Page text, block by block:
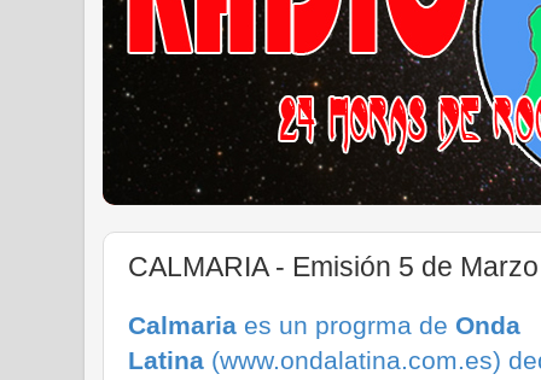
CALMARIA - Emisión 5 de
Calmaria es un progrma de Onda
Latina (www.ondalatina.com.es)